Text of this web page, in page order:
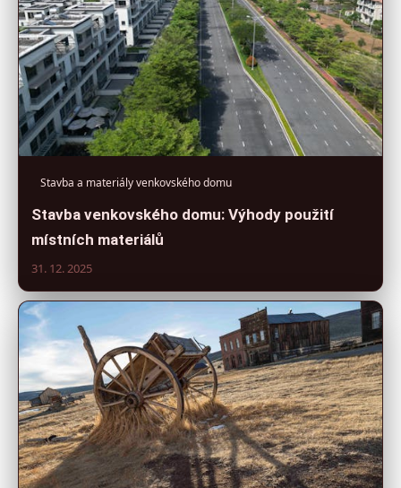
Stavba a materiály venkovského domu
Stavba venkovského domu: Výhody použití
místních materiálů
31. 12. 2025